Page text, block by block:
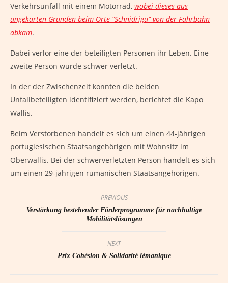
Verkehrsunfall mit einem Motorrad, wobei dieses aus
ungekärten Gründen beim Orte “Schnidrigu” von der Fahrbahn
abkam.
Dabei verlor eine der beteiligten Personen ihr Leben. Eine
zweite Person wurde schwer verletzt.
In der der Zwischenzeit konnten die beiden
Unfallbeteiligten identifiziert werden, berichtet die Kapo
Wallis.
Beim Verstorbenen handelt es sich um einen 44-jährigen
portugiesischen Staatsangehörigen mit Wohnsitz im
Oberwallis. Bei der schwerverletzten Person handelt es sich
um einen 29-jährigen rumänischen Staatsangehörigen.
PREVIOUS
Verstärkung bestehender Förderprogramme für nachhaltige
Mobilitätslösungen
NEXT
Prix Cohésion & Solidarité lémanique